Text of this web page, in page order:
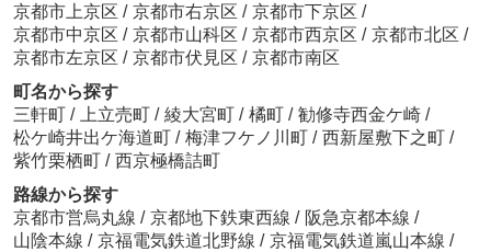
京都市上京区 / 京都市右京区 / 京都市下京区 /
京都市中京区 / 京都市山科区 / 京都市西京区 / 京都市北区 /
京都市左京区 / 京都市伏見区 / 京都市南区
町名から探す
三軒町 / 上立売町 / 綾大宮町 / 橘町 / 勧修寺西金ケ崎 /
松ケ崎井出ケ海道町 / 梅津フケノ川町 / 西新屋敷下之町 /
紫竹栗栖町 / 西京極橋詰町
路線から探す
京都市営烏丸線 / 京都地下鉄東西線 / 阪急京都本線 /
山陰本線 / 京福電気鉄道北野線 / 京福電気鉄道嵐山本線 /